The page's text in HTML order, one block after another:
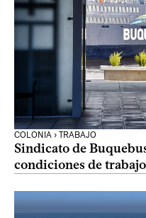
COLONIA › TRABAJO
Sindicato de
condiciones de trabajo